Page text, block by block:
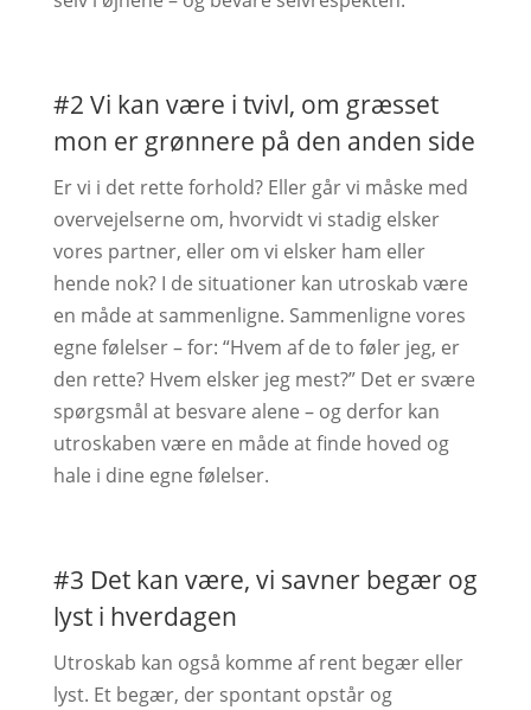
#2 Vi kan være i tvivl, om græsset
mon er grønnere på den anden side
Er vi i det rette forhold? Eller går vi måske med
overvejelserne om, hvorvidt vi stadig elsker
vores partner, eller om vi elsker ham eller
hende nok? I de situationer kan utroskab være
en måde at sammenligne. Sammenligne vores
egne følelser – for: “Hvem af de to føler jeg, er
den rette? Hvem elsker jeg mest?” Det er svære
spørgsmål at besvare alene – og derfor kan
utroskaben være en måde at finde hoved og
hale i dine egne følelser.
#3 Det kan være, vi savner begær og
lyst i hverdagen
Utroskab kan også komme af rent begær eller
lyst. Et begær, der spontant opstår og